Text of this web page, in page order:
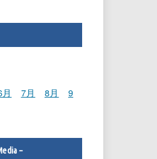
7月 8月
9
–